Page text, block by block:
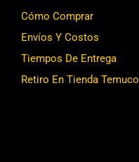
Cómo Comprar
Envíos Y Costos
Tiempos De Entrega
Retiro En Tienda Temuco